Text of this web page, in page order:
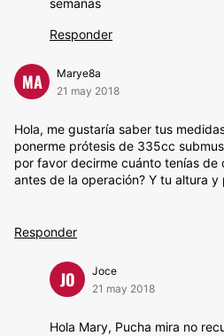
semanas
Responder
MA
Marye8a
21 may 2018
Hola, me gustaría saber tus
ponerme prótesis de 335cc
por favor decirme cuánto tenías
antes de la operación? Y tu altura y
Responder
JO
Joce
21 may 2018
Hola Mary, Pucha mira no